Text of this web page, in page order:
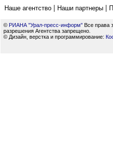
Наше агентство | Наши партнеры |
© РИАНА "Урал-пресс-информ" Все права
разрешения Агентства запрещено.
© Дизайн, верстка и программирование: